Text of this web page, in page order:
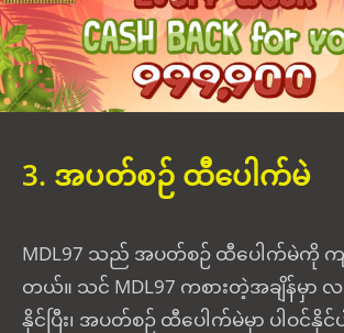
3. အပတ်စဉ် ထီပေါက်မဲ
MDL97 သည် အပတ်စဉ် ထီပေါက်မဲကို ကျ
တယ်။ သင် MDL97 ကစားတဲ့အချိန်မှ
နိုင်ပြီး၊ အပတ်စဉ် ထီပေါက်မဲမှာ ပါဝင်နို